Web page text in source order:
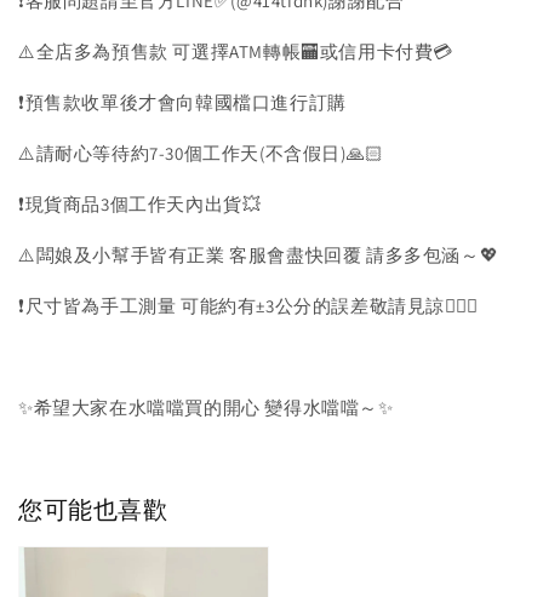
⚠️全店多為預售款 可選擇ATM轉帳🏧或信用卡付費💳
❗️預售款收單後才會向韓國檔口進行訂購
⚠️請耐心等待約7-30個工作天(不含假日)🙏🏻
❗️現貨商品3個工作天內出貨💥
⚠️闆娘及小幫手皆有正業 客服會盡快回覆 請多多包涵～💖
❗️尺寸皆為手工測量 可能約有±3公分的誤差敬請見諒🙇🏻‍♀️
✨希望大家在水噹噹買的開心 變得水噹噹～✨
您可能也喜歡